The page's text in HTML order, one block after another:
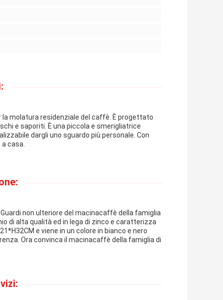
molatura residenziale del caffè. È progettato
e saporiti. È una piccola e smerigliatrice
dargli uno sguardo più personale. Con
casa.
non ulteriore del macinacaffè della famiglia
di alta qualità ed in lega di zinco e caratterizza
e viene in un colore in bianco e nero
Ora convinca il macinacaffè della famiglia di